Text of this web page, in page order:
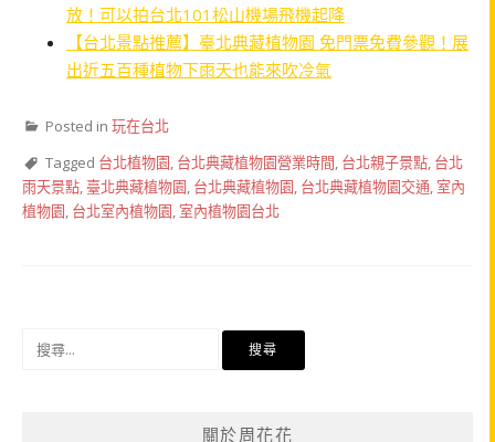
放！可以拍台北101松山機場飛機起降
【台北景點推薦】臺北典藏植物園 免門票免費參觀！展
出近五百種植物下雨天也能來吹冷氣
Posted in 玩在台北
Tagged 台北植物園, 台北典藏植物園營業時間, 台北親子景點, 台北
雨天景點, 臺北典藏植物園, 台北典藏植物園, 台北典藏植物園交通, 室內
植物園, 台北室內植物園, 室內植物園台北
關於周花花